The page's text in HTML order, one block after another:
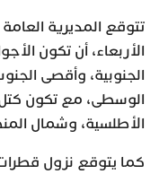
تتوقع المديرية العامة
الأربعاء، أن تكون
الجنوبية، وأقصى
الوسطى، مع تكون كتل
الأطلسية، وشمال
كما يتوقع نزول